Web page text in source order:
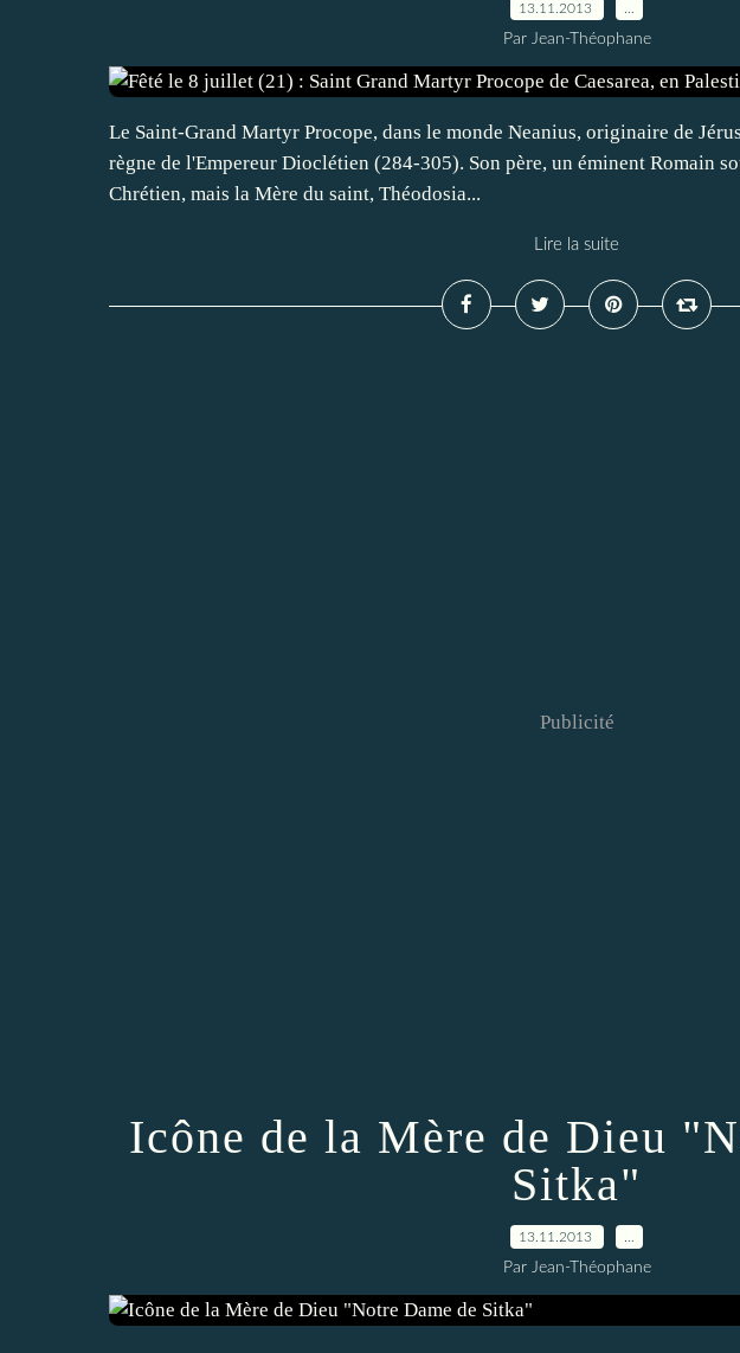
13.11.2013
Par Jean-Théophane
Le Saint-Grand Martyr Procope, dans le monde Neanius, originaire de
règne de l'Empereur Dioclétien (284-305). Son père, un éminent Romain
Chrétien, mais la Mère du saint, Théodosia...
Lire la suite
Publicité
Icône de la Mère de Dieu
Sitka"
13.11.2013
Par Jean-Théophane